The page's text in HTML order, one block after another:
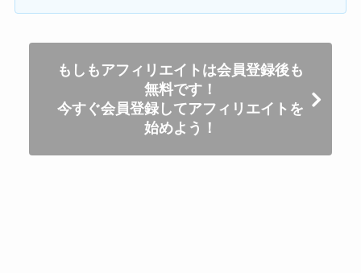
もしもアフィリエイトは会員登録後も
無料です！
今すぐ会員登録してアフィリエイトを
始めよう！